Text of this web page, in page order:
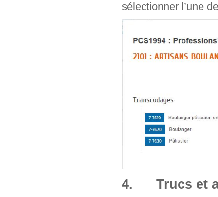
sélectionner l’une
4. Trucs et